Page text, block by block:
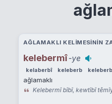
AĞLAMAKLI KELIMESININ
kelebermî-ye
kelaberbî keleberb
ağlamaklı
Kelebermî bîbî, kewtîbî